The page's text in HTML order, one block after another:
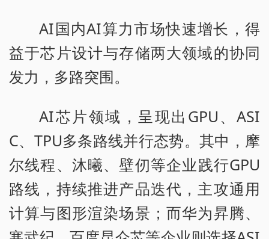
AI国内AI算力市场快速增长，得
益于芯片设计与存储两大领域的协同
发力，多路突围。
AI芯片领域，呈现出GPU、ASI
C、TPU多条路线并行态势。其中，摩
尔线程、沐曦、壁仞等企业践行GPU
路线，持续推进产品迭代，主攻通用
计算与图形渲染场景；而华为昇腾、